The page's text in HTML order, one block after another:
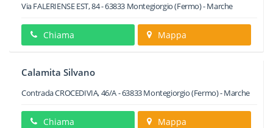
Via FALERIENSE EST, 84-63833 Montegiorgio(Fermo) -Marche
Chiama Mappa
Calamita Silvano
Contrada CROCEDIVIA, 46/A-63833Montegiorgio(Fermo) -Marche
Chiama Mappa